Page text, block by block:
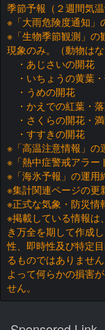
季節予報（２週間気
※「大雨危険度通知」
※「生物季節観測」の
現象のみ。（動物はな
・あじさいの開花
・いちょうの黄葉
・うめの開花
・かえでの紅葉・
・さくらの開花・
・すすきの開花
※「高温注意情報」の
※「熱中症警戒アラー
※「海氷予報」の運用
※集計関連ページの更
※正式な気象・防災情
※掲載している情報は
き万全を期して作成
性、即時性及び特定
るものではありませ
よって何らかの損害
せん。